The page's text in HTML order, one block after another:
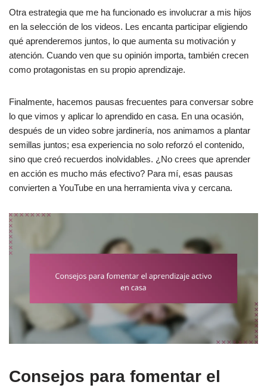
Otra estrategia que me ha funcionado es involucrar a mis hijos
en la selección de los videos. Les encanta participar eligiendo
qué aprenderemos juntos, lo que aumenta su motivación y
atención. Cuando ven que su opinión importa, también crecen
como protagonistas en su propio aprendizaje.
Finalmente, hacemos pausas frecuentes para conversar sobre
lo que vimos y aplicar lo aprendido en casa. En una ocasión,
después de un video sobre jardinería, nos animamos a plantar
semillas juntos; esa experiencia no solo reforzó el contenido,
sino que creó recuerdos inolvidables. ¿No crees que aprender
en acción es mucho más efectivo? Para mí, esas pausas
convierten a YouTube en una herramienta viva y cercana.
Consejos para fomentar el